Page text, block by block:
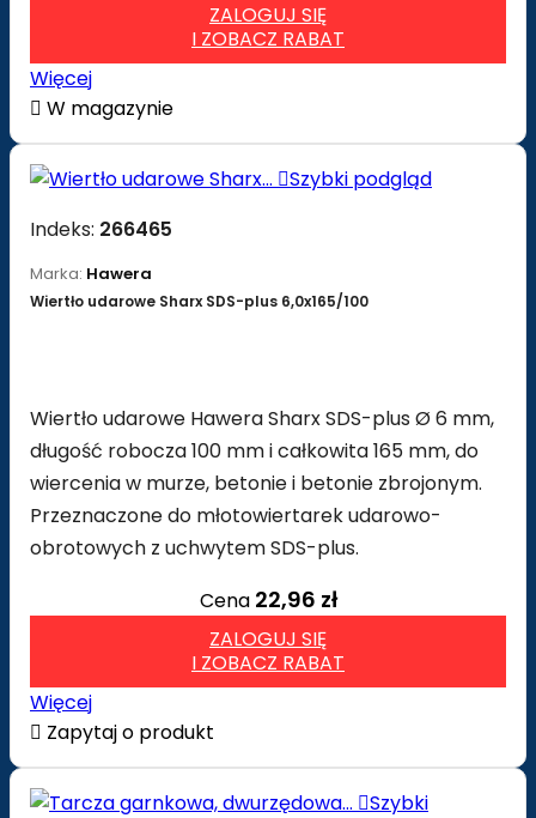
ZALOGUJ SIĘ
I ZOBACZ RABAT
Więcej
 W magazynie
Szybki podgląd
Indeks: 266465
Marka: Hawera
Wiertło udarowe Sharx SDS-plus 6,0x165/100
Wiertło udarowe Hawera Sharx SDS-plus Ø 6 mm,
długość robocza 100 mm i całkowita 165 mm, do
wiercenia w murze, betonie i betonie zbrojonym.
Przeznaczone do młotowiertarek udarowo-
obrotowych z uchwytem SDS-plus.
Cena 22,96 zł
ZALOGUJ SIĘ
I ZOBACZ RABAT
Więcej
 Zapytaj o produkt
Szybki